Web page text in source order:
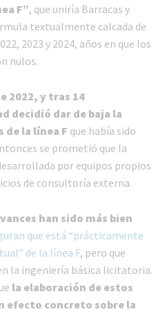
F”, que uniría Barracas y
textualmente calcada de
2023 y 2024, años en que los
nulos.
2022, y tras 14
decidió dar de baja la
la línea F que había sido
se prometió que la
por equipos propios
de consultoría externa.
han sido más bien
que está “prácticamente
de la línea F, pero que
la ingeniería básica licitatoria.
la elaboración de estos
efecto concreto sobre la